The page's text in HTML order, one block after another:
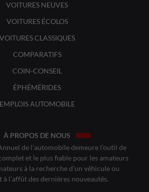
VOITURES NEUVES
VOITURES ÉCOLOS
VOITURES CLASSIQUES
COMPARATIFS
COIN-CONSEIL
ÉPHÉMÉRIDES
EMPLOIS AUTOMOBILE
À PROPOS DE NOUS
de l’automobile demeure l’outil de
et le plus fiable pour les amateurs
à la recherche d’un véhicule ou
à l’affût des dernières nouveautés.